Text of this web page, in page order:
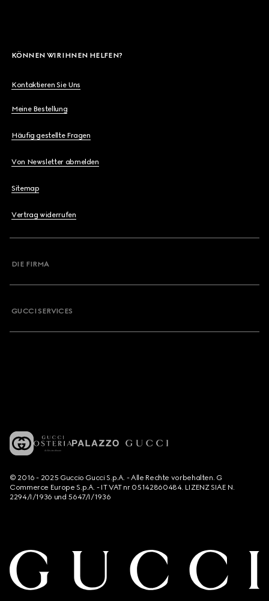
KÖNNEN WIR IHNEN HELFEN?
Kontaktieren Sie Uns
Meine Bestellung
Häufig gestellte Fragen
Von Newsletter abmelden
Sitemap
Vertrag widerrufen
DIE FIRMA
GUCCI SERVICES
© 2016 - 2025 Guccio Gucci S.p.A. - Alle Rechte vorbehalten. G
Commerce Europe S.p.A. - IT VAT nr 05142860484. LIZENZ SIAE N.
2294/I/1936 und 5647/I/1936